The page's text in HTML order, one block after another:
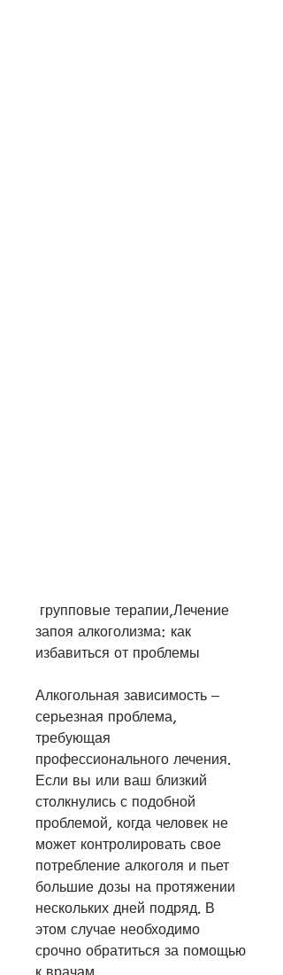
запоя алкоголизма: как
избавиться от проблемы
Алкогольная зависимость –
серьезная проблема,
требующая
профессионального лечения.
Если вы или ваш близкий
столкнулись с подобной
проблемой, когда человек не
может контролировать свое
потребление алкоголя и пьет
большие дозы на протяжении
нескольких дней подряд. В
этом случае необходимо
срочно обратиться за помощью
к врачам.